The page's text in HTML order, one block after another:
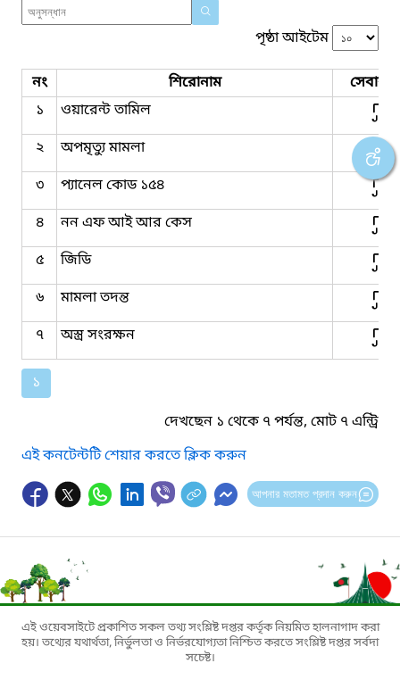
পৃষ্ঠা আইটেম
নং শিরোনাম
সেবার
১
ওয়ারেন্ট তামিল
২
অপমৃত্যু মামলা
৩
প্যানেল কোড ১৫৪
৪
নন এফ আই আর কেস
৫
জিডি
৬
মামলা তদন্ত
৭
অস্ত্র সংরক্ষন
১
দেখছেন ১ থেকে ৭ পর্যন্ত, মোট ৭ এন্ট্রি
এই কনটেন্টটি শেয়ার করতে ক্লিক করুন
আপনার মতামত প্রদান করুন
এই ওয়েবসাইটে প্রকাশিত সকল তথ্য সংশ্লিষ্ট দপ্তর কর্তৃক নিয়মিত হালনাগাদ করা
হয়। তথ্যের যথার্থতা, নির্ভুলতা ও নির্ভরযোগ্যতা নিশ্চিত করতে সংশ্লিষ্ট দপ্তর সর্বদা
সচেষ্ট।